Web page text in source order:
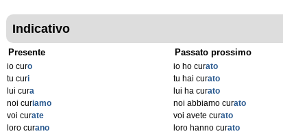
Indicativo
Presente
io curo
tu curi
lui cura
noi curiamo
voi curate
loro curano
Passato prossimo
io ho curato
tu hai curato
lui ha curato
noi abbiamo curato
voi avete curato
loro hanno curato